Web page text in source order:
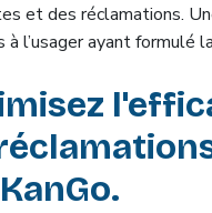
et des réclamations.
à l’usager ayant formulé